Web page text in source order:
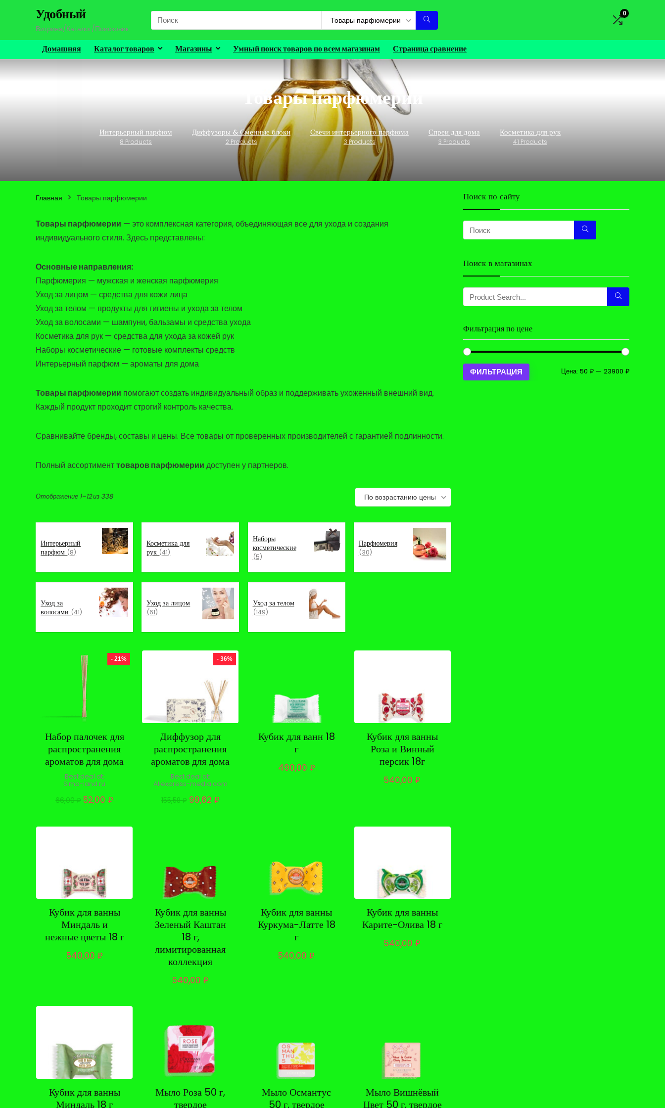
Удобный
Витрина/Каталог/Поисковик
Search
for:
Товары парфюмерии
0
Домашняя Каталог товаров Магазины Умный поиск товаров по всем магазинам Страница сравнение
Товары парфюмерии
Интерьерный парфюм
8 Products
Диффузоры & Сменные блоки
2 Products
Свечи интерьерного парфюма
3 Products
Спреи для дома
3 Products
Косметика для рук
41 Products
Главная Товары парфюмерии
Товары парфюмерии — это комплексная категория, объединяющая все для ухода и создания
индивидуального стиля. Здесь представлены:
Основные направления:
Парфюмерия — мужская и женская парфюмерия
Уход за лицом — средства для кожи лица
Уход за телом — продукты для гигиены и ухода за телом
Уход за волосами — шампуни, бальзамы и средства ухода
Косметика для рук — средства для ухода за кожей рук
Наборы косметические — готовые комплекты средств
Интерьерный парфюм — ароматы для дома
Товары парфюмерии помогают создать индивидуальный образ и поддерживать ухоженный внешний вид.
Каждый продукт проходит строгий контроль качества.
Сравнивайте бренды, составы и цены. Все товары от проверенных производителей с гарантией подлинности.
Полный ассортименттоваров парфюмерии доступен у партнеров.
Отображение 1–12 из 338Цены:
возрастанию
По возрастанию цены
Интерьерный
парфюм (8)
Косметика для
рук (41)
Наборы
косметические
(5)
Парфюмерия
(30)
Уход за
волосами (41)
Уход за лицом
(61)
Уход за телом
(149)
- 21%
Набор палочек для
распространения
ароматов для дома
Best deal at:
sima-land.ru
66,00₽ Первоначальная
66,00 ₽.
52,00₽
- 36%
Диффузор для
распространения
ароматов для дома
Best deal at:
aliexpress-media.com
155,58₽ Первоначальная
99,62 ₽Текущая
Кубик для ванн 18
г
490,00 ₽
Кубик для ванны
Роза и Винный
персик 18г
540,00₽
Кубик для ванны
Миндаль и
нежные цветы 18 г
540,00 ₽
Кубик для ванны
Зеленый Каштан
18 г,
лимитированная
коллекция
540,00 ₽
Кубик для ванны
Куркума-Латте 18
г
540,00₽
Кубик для ванны
Карите-Олива 18 г
540,00₽
Кубик для ванны
Миндаль 18 г
Мыло Роза 50 г,
твердое
Мыло Османтус
50 г, твердое
Мыло Вишнёвый
Цвет 50 г, твердое
Поиск по сайту
Поиск в магазинах
Фильтрация по цене
ФИЛЬТРАЦИЯ Цена: 50 ₽ — 23900 ₽